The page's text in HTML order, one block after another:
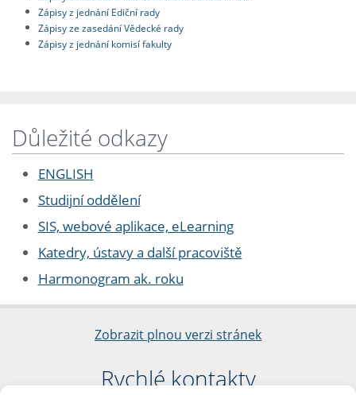
Zápisy z jednání Ediční rady
Zápisy ze zasedání Vědecké rady
Zápisy z jednání komisí fakulty
Důležité odkazy
ENGLISH
Studijní oddělení
SIS, webové aplikace, eLearning
Katedry, ústavy a další pracoviště
Harmonogram ak. roku
Zobrazit plnou verzi stránek
Rychlé kontakty